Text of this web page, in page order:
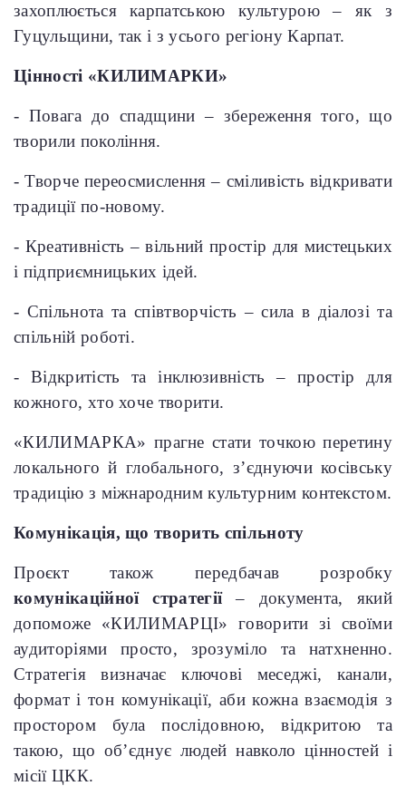
захоплюється карпатською культурою – як з
Гуцульщини, так і з усього регіону Карпат.
Цінності «КИЛИМАРКИ»
- Повага до спадщини – збереження того, що
творили покоління.
- Творче переосмислення – сміливість відкривати
традиції по-новому.
- Креативність – вільний простір для мистецьких
і підприємницьких ідей.
- Спільнота та співтворчість – сила в діалозі та
спільній роботі.
- Відкритість та інклюзивність – простір для
кожного, хто хоче творити.
«КИЛИМАРКА» прагне стати точкою перетину
локального й глобального, з’єднуючи косівську
традицію з міжнародним культурним контекстом.
Комунікація, що творить спільноту
Проєкт також передбачав розробку
комунікаційної стратегії– документа, який
допоможе «КИЛИМАРЦІ» говорити зі своїми
аудиторіями просто, зрозуміло та натхненно.
Стратегія визначає ключові меседжі, канали,
формат і тон комунікації, аби кожна взаємодія з
простором була послідовною, відкритою та
такою, що об’єднує людей навколо цінностей і
місії ЦКК.